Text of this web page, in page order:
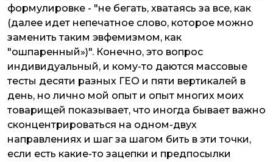
формулировке - "не бегать, хватаясь за все, как
(далее идет непечатное слово, которое можно
заменить таким эвфемизмом, как
"ошпаренный»)". Конечно, это вопрос
индивидуальный, и кому-то даются массовые
тесты десяти разных ГЕО и пяти вертикалей в
день, но лично мой опыт и опыт многих моих
товарищей показывает, что иногда бывает важно
сконцентрироваться на одном-двух
направлениях и шаг за шагом бить в эти точки,
если есть какие-то зацепки и предпосылки